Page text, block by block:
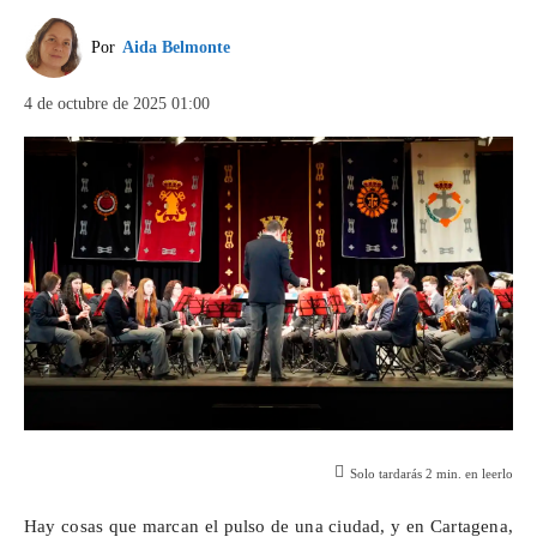
Por Aida Belmonte
4 de octubre de 2025 01:00
Solo tardarás 2 min. en leerlo
Hay cosas que marcan el pulso de una ciudad, y en Cartagena,